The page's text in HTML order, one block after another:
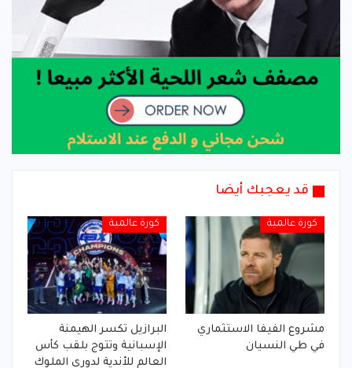
قد يعجبك أيضا
كورة عالمية
مشروع الفيفا الاستثماري
في طي النسيان
كورة عالمية
البرازيل تكسر الهيمنة
الإسبانية وتتوج بلقب كأس
العالم للأندية لدوري الملوك